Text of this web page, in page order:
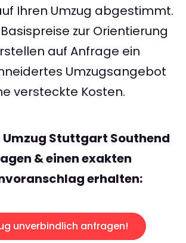
Ihren Umzug abgestimmt.
zur Orientierung
auf Anfrage ein
Umzugsangebot
versteckte Kosten.
Umzug Stuttgart Southend
& einen exakten
erhalten:
unverbindlich anfragen!